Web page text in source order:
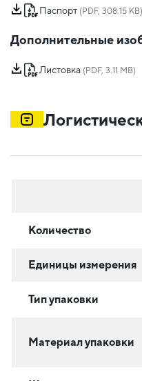
Паспорт (PDF, 308.15 KB)
Дополнительные
Листовка (PDF, 3.11 MB)
Количество
Единицы измерения
Тип упаковки
Материал упаковки